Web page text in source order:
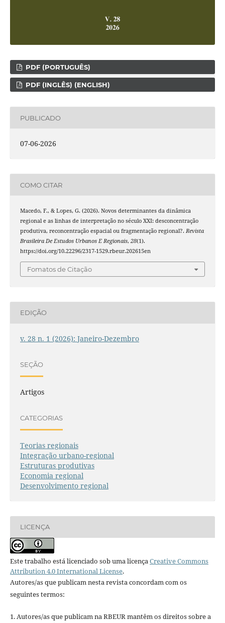
PDF (PORTUGUÊS)
PDF (INGLÊS) (ENGLISH)
PUBLICADO
07-06-2026
COMO CITAR
Macedo, F., & Lopes, G. (2026). Novos determinantes da dinâmica
regional e as linhas de interpretação no século XXI: desconcentração
produtiva, reconcentração espacial ou fragmentação regional?. Revista
Brasileira De Estudos Urbanos E Regionais, 28(1).
https://doi.org/10.22296/2317-1529.rbeur.202615en
Fomatos de Citação
EDIÇÃO
v. 28 n. 1 (2026): Janeiro-Dezembro
SEÇÃO
Artigos
CATEGORIAS
Teorias regionais
Integração urbano-regional
Estruturas produtivas
Economia regional
Desenvolvimento regional
LICENÇA
Este trabalho está licenciado sob uma licençaCreative Commons
Attribution 4.0 International License.
Autores/as que publicam nesta revista concordam com os
seguintes termos:
1. Autores/as que publicam na RBEUR mantêm os direitos sobre a